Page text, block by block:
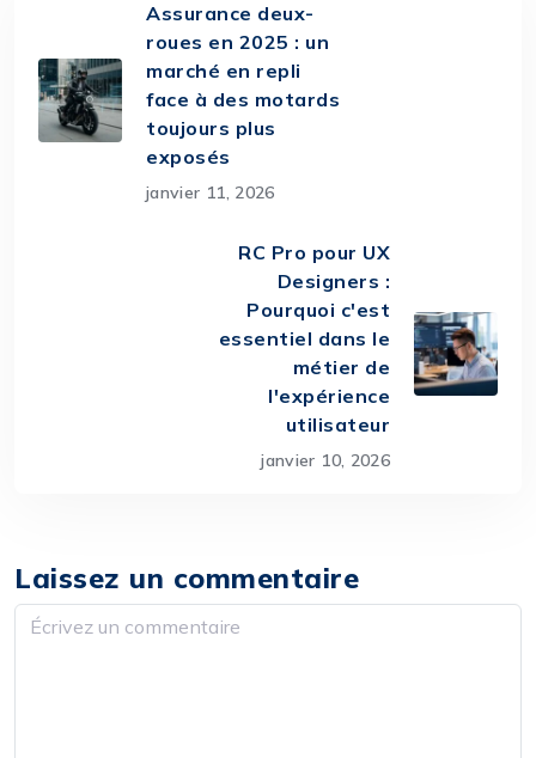
Assurance deux-
roues en 2025 : un
marché en repli
face à des motards
toujours plus
exposés
janvier 11, 2026
RC Pro pour UX
Designers :
Pourquoi c'est
essentiel dans le
métier de
l'expérience
utilisateur
janvier 10, 2026
Laissez un commentaire